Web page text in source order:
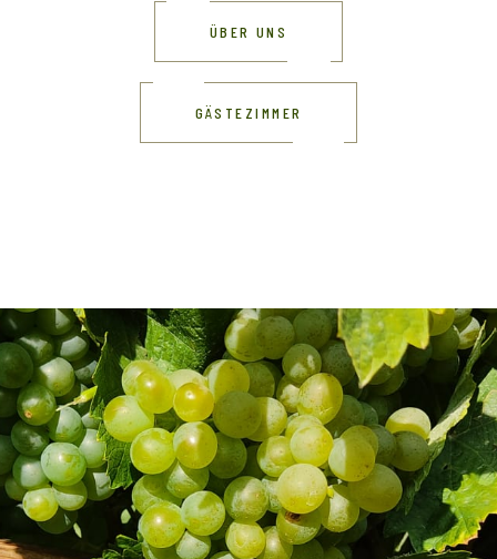
ÜBER UNS
GÄSTEZIMMER